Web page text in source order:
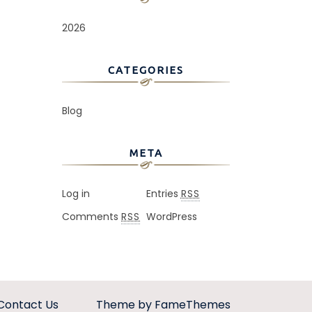
2026
CATEGORIES
Blog
META
Log in EntriesRSS
Comments RSS WordPress
Us Theme by FameThemes